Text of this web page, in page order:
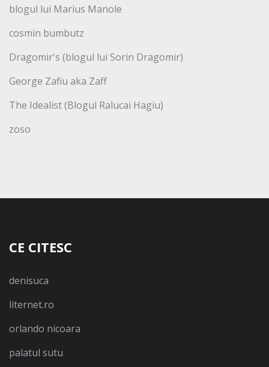
blogul lui Marius Manole
cosmin bumbutz
Dragomir's (blogul lui Sorin Dragomir)
George Zafiu aka Zaff
The Idealist (Blogul Ralucai Hagiu)
zoso
CE CITESC
denisuca
liternet.ro
orlando nicoara
palatul sutu